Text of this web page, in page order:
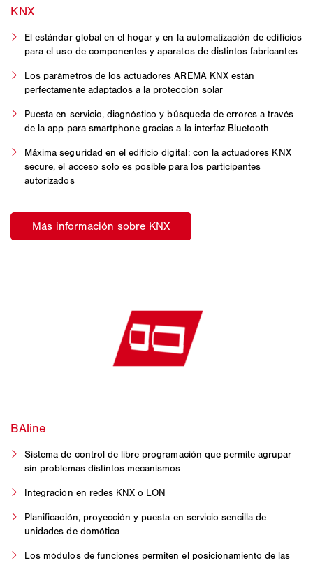
El estándar global en el hogar y en la automatización de edificios
para el uso de componentes y aparatos de distintos fabricantes
Los parámetros de los actuadores AREMA KNX están
perfectamente adaptados a la protección solar
Puesta en servicio, diagnóstico y búsqueda de errores a través
de la app para smartphone gracias a la interfaz Bluetooth
Máxima seguridad en el edificio digital: con la actuadores KNX
secure, el acceso solo es posible para los participantes
autorizados
Sistema de control de libre programación que permite agrupar
sin problemas distintos mecanismos
Integración en redes KNX o LON
Planificación, proyección y puesta en servicio sencilla de
unidades de domótica
Los módulos de funciones permiten el posicionamiento de las